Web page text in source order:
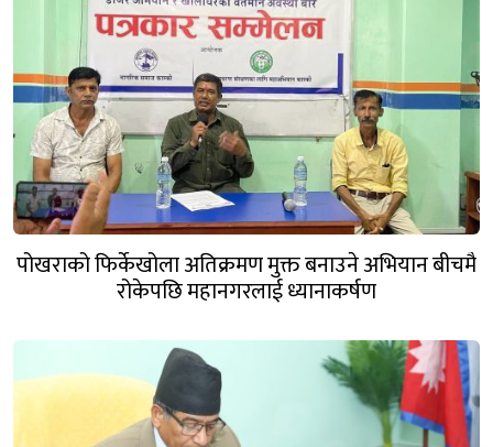
पोखराको फिर्केखोला अतिक्रमण मुक्त बनाउने अभियान बीचमै
रोकेपछि महानगरलाई ध्यानाकर्षण